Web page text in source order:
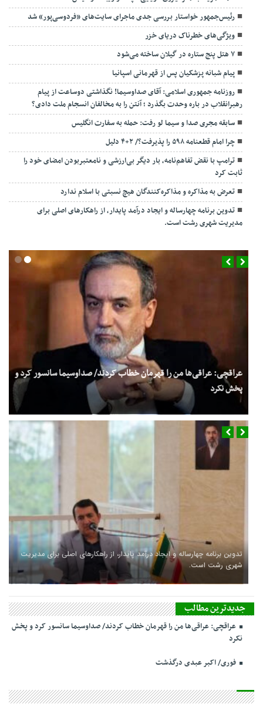
رئیس‌جمهور خواستار بررسی جدی ماجرای سایت‌های «فردوسی‌پور» شد
ویژگی‌های خطرناک دریای خزر
۷ هتل پنج ستاره در گیلان ساخته می‌شود
پیام شبانه پزشکیان پس از قهرمانی اسپانیا
روزنامه جمهوری اسلامی: آقای صداوسیما! نگذاشتی دوساعت از پیام
رهبرانقلاب در باره وحدت بگذرد ؛ آنتن را به مخالفان انسجام ملت دادی؟
سابقه مجری صدا و سیما لو رفت: حمله به سفارت انگلیس
چرا امام قطعنامه ۵۹۸ را پذیرفت؟/ ۲+۴ دلیل
ترامپ با نقض تفاهم‌نامه، بار دیگر بی‌ارزشی و نامعتبربودن امضای خود را
ثابت کرد
تعرض به مذاکره و مذاکره‌کنندگان هیچ نسبتی با اسلام ندارد
تدوین برنامه چهارساله و ایجاد درآمد پایدار، از راهکارهای اصلی برای
مدیریت شهری رشت است.
فوری/ اکبر عبدی درگذشت
سفر شهردار و رئیس شورای شهر رشت به کشور چین
جدیدترین مطالب
عراقچی: عراقی‌ها من را قهرمان خطاب کردند/ صداوسیما سانسور کرد و پخش
نکرد
فوری/ اکبر عبدی درگذشت